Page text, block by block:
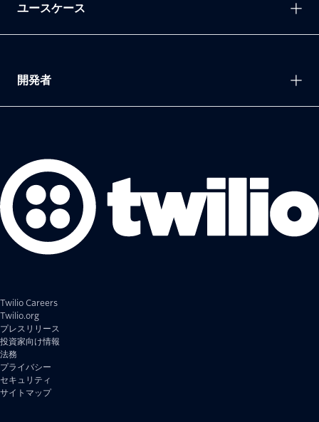
Twilio Careers
Twilio.org
プレスリリース
投資家向け情報
法務
プライバシー
セキュリティ
サイトマップ
ユースケース
開発者